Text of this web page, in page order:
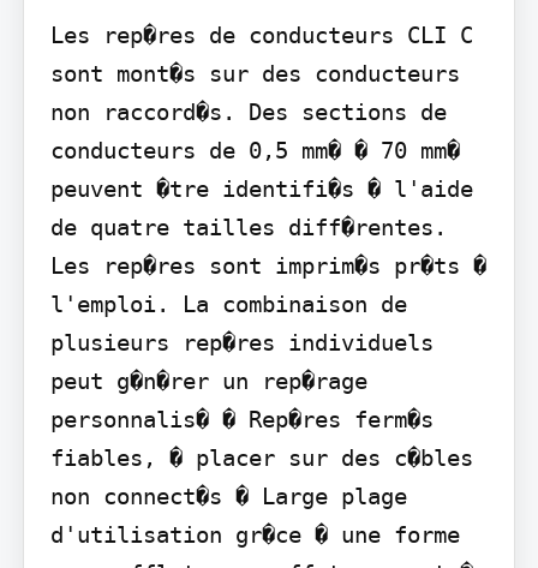
Les rep�res de conducteurs CLI C
sont mont�s sur des conducteurs
non raccord�s. Des sections de
conducteurs de 0,5 mm� � 70 mm�
peuvent �tre identifi�s � l'aide
de quatre tailles diff�rentes.
Les rep�res sont imprim�s pr�ts �
l'emploi. La combinaison de
plusieurs rep�res individuels
peut g�n�rer un rep�rage
personnalis� � Rep�res ferm�s
fiables, � placer sur des c�bles
non connect�s � Large plage
d'utilisation gr�ce � une forme